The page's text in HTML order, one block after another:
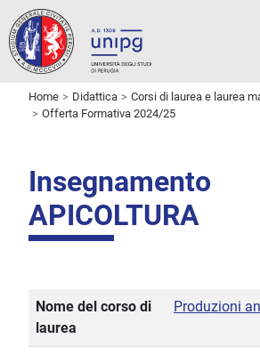
Home Didattica Corsi di laurea e laurea
Offerta Formativa 2024/25
Insegnamento
APICOLTURA
Nome del corso di
laurea
Produzioni